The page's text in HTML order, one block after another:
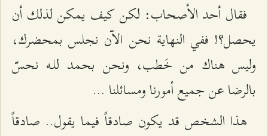
فقال أحد الأصحاب: لكن كيف يمكن لذلك أن
يحصل؟! ففي النهاية نحن الآن نجلس بمحضرك،
وليس هناك من خَطب، ونحن بحمد للـه نحسّ
بالرضا عن جميع أمورنا ومسائلنا …
هذا الشخص قد يكون صادقاً فيما يقول.. صادقاً